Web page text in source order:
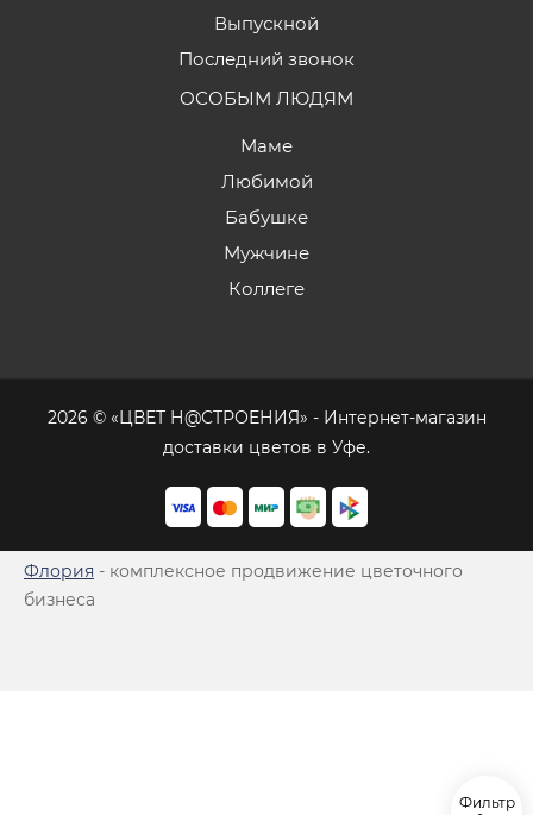
Выпускной
Последний звонок
ОСОБЫМ ЛЮДЯМ
Маме
Любимой
Бабушке
Мужчине
Коллеге
2026 © «ЦВЕТ Н@СТРОЕНИЯ» - Интернет-магазин
доставки цветов в Уфе.
Флория - комплексное продвижение цветочного
бизнеса
Фильтр